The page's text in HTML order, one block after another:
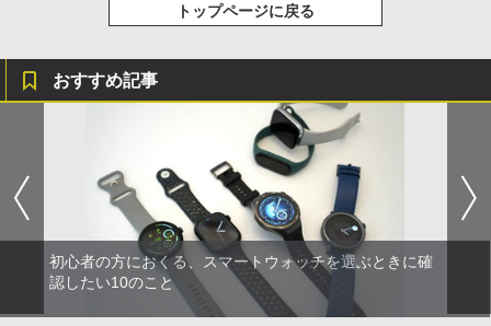
トップページに戻る
おすすめ記事
初心者の方におくる、スマートウォッチを選ぶときに確
認したい10のこと